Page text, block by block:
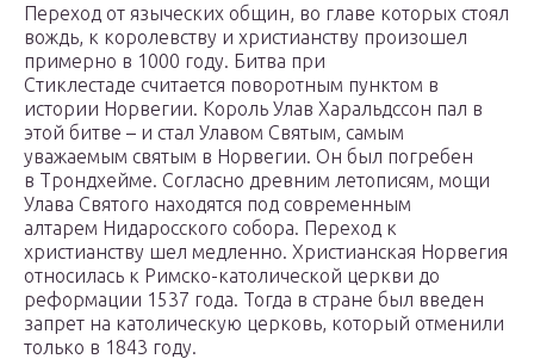
Переход от языческих общин, во главе которых стоял
вождь, к королевству и христианству произошел
примерно в 1000 году. Битва при
Стиклестаде считается поворотным пунктом в
истории Норвегии. Король Улав Харальдссон пал в
этой битве – и стал Улавом Святым, самым
уважаемым святым в Норвегии. Он был погребен
в Трондхейме. Согласно древним летописям, мощи
Улава Святого находятся под современным
алтарем Нидаросского собора. Переход к
христианству шел медленно. Христианская Норвегия
относилась к Римско-католической церкви до
реформации 1537 года. Тогда в стране был введен
запрет на католическую церковь, который отменили
только в 1843 году.